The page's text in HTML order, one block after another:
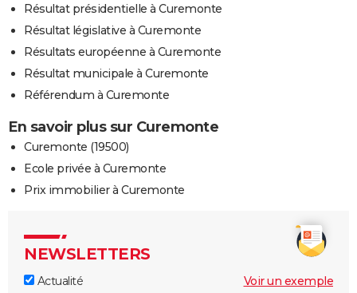
Résultat présidentielle à Curemonte
Résultat législative à Curemonte
Résultats européenne à Curemonte
Résultat municipale à Curemonte
Référendum à Curemonte
En savoir plus sur Curemonte
Curemonte (19500)
Ecole privée à Curemonte
Prix immobilier à Curemonte
NEWSLETTERS
Actualité
Voir un exemple